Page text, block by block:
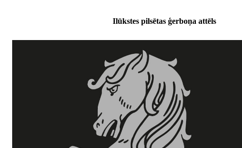
Ilūkstes pilsētas ģerboņa attēls